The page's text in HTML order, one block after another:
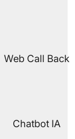
Web Call Back
Chatbot IA